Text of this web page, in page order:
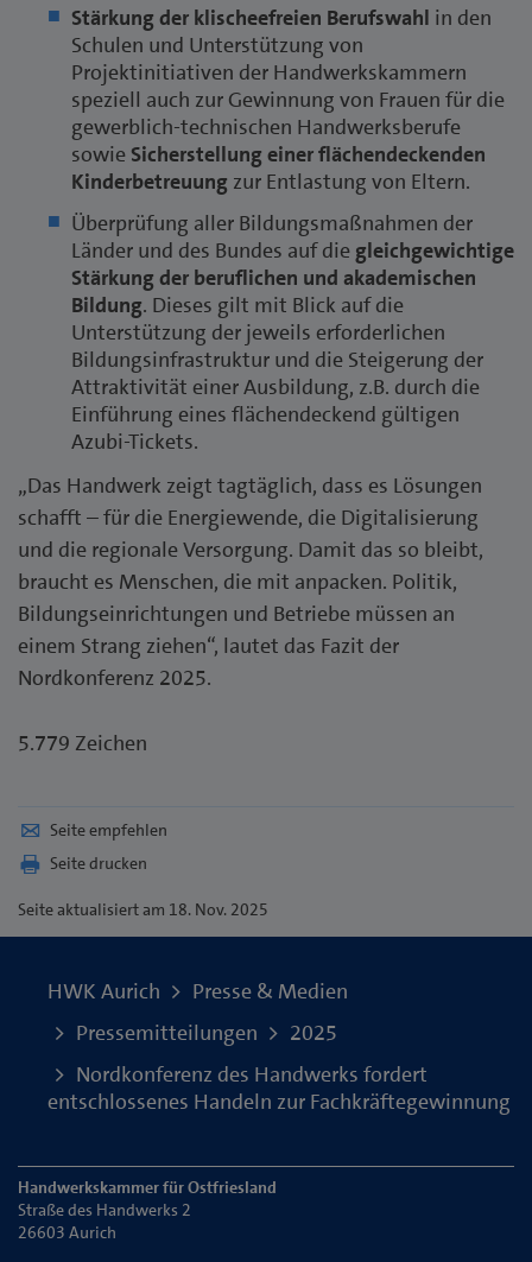
Stärkung der klischeefreien Berufswahl in den
Schulen und Unterstützung von
Projektinitiativen der Handwerkskammern
speziell auch zur Gewinnung von Frauen für die
gewerblich-technischen Handwerksberufe
sowie Sicherstellung einer flächendeckenden
Kinderbetreuung zur Entlastung von Eltern.
Überprüfung aller Bildungsmaßnahmen der
Länder und des Bundes auf die gleichgewichtige
Stärkung der beruflichen und akademischen
Bildung. Dieses gilt mit Blick auf die
Unterstützung der jeweils erforderlichen
Bildungsinfrastruktur und die Steigerung der
Attraktivität einer Ausbildung, z.B. durch die
Einführung eines flächendeckend gültigen
Azubi-Tickets.
„Das Handwerk zeigt tagtäglich, dass es Lösungen
schafft – für die Energiewende, die Digitalisierung
und die regionale Versorgung. Damit das so bleibt,
braucht es Menschen, die mit anpacken. Politik,
Bildungseinrichtungen und Betriebe müssen an
einem Strang ziehen“, lautet das Fazit der
Nordkonferenz 2025.
5.779 Zeichen
Seite empfehlen
Seite drucken
Seiteaktualisiert am 18. Nov. 2025
HWK Aurich
Presse & Medien
Pressemitteilungen
2025
Nordkonferenz des Handwerks fordert
entschlossenes Handeln zur Fachkräftegewinnung
Handwerkskammer für Ostfriesland
Straße des Handwerks 2
26603 Aurich